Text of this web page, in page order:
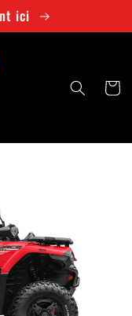
ici
Panier